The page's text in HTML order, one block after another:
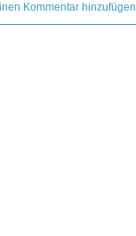
Kommentar hinzufügen